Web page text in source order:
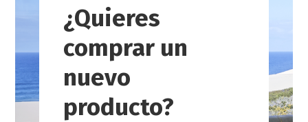
¿Quieres
comprar un
nuevo
producto?